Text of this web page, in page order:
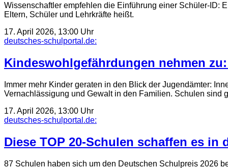
Wissenschaftler empfehlen die Einführung einer Schüler-ID:
Eltern, Schüler und Lehrkräfte heißt.
17. April 2026, 13:00 Uhr
deutsches-schulportal.de:
Kindeswohlgefährdungen nehmen
Immer mehr Kinder geraten in den Blick der Jugendämter:
Vernachlässigung und Gewalt in den Familien. Schulen sind
17. April 2026, 13:00 Uhr
deutsches-schulportal.de:
Diese TOP 20-Schulen schaffen es in
87 Schulen haben sich um den Deutschen Schulpreis 2026